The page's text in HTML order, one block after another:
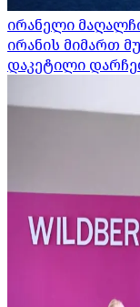
ირანელი
ირანის მიმართ
დაკეტილი